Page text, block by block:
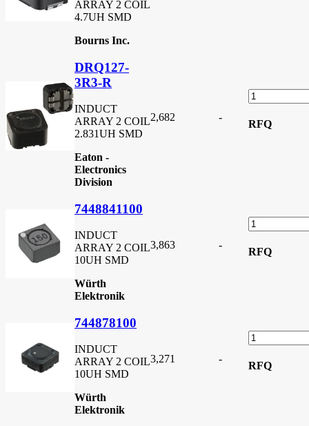
ARRAY 2 COIL
4.7UH SMD
Bourns Inc.
DRQ127-
3R3-R
INDUCT
ARRAY 2 COIL
2.831UH SMD
Eaton -
Electronics
Division
2,682 -
RFQ
7448841100
INDUCT
ARRAY 2 COIL
10UH SMD
Würth
Elektronik
3,863 -
RFQ
744878100
INDUCT
ARRAY 2 COIL
10UH SMD
Würth
Elektronik
3,271 -
RFQ